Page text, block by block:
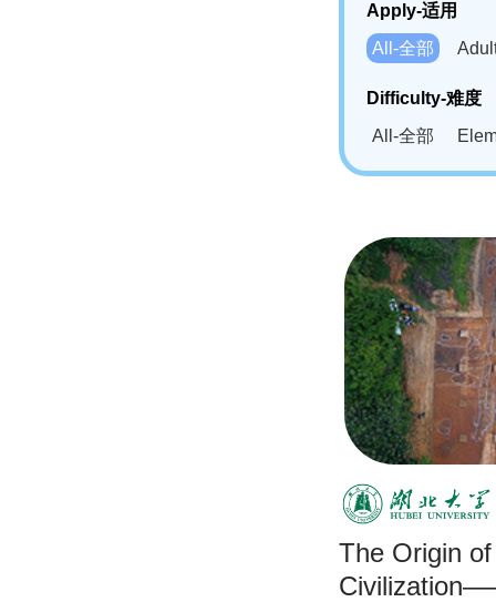
Apply-适用
All-全部
Difficulty-难度
All-全部
The Origin